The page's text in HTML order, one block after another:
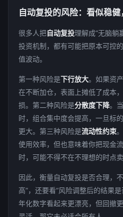
自动复投的风险：看似稳
很多人把自动复投理解成“无脑躺
投资机制，都有可能把原本可控
值波动。
第一种风险是下行放大。如果资
在不断加仓，表面上摊低了成本
损。第二种风险是分散度下降。
时，组合集中度会提高，一旦标
更大。第三种风险是流动性约束
使用效率，但也意味着你把现金
时，可能不得不在不理想的时点卖
因此，衡量自动复投是否合理，
高”，还要看“风险调整后的结果
年化数字看起来更漂亮，但回撤